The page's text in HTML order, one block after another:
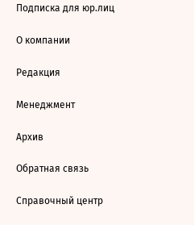
Подписка для юр.лиц
О компании
Редакция
Менеджмент
Архив
Обратная связь
Справочный центр